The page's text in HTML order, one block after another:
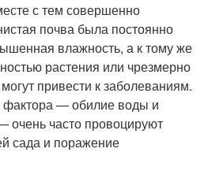
с тем совершенно
почва была постоянно
влажность, а к тому же
растения или чрезмерно
привести к заболеваниям.
фактора — обилие воды и
очень часто провоцируют
сада и поражение